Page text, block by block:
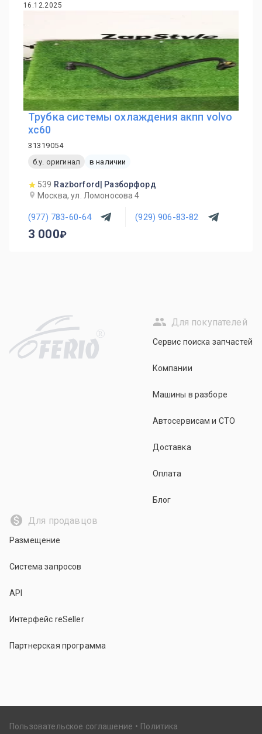
16.12.2025
Трубка системы охлаждения акпп volvo
xc60
31319054
б.у. оригинал
в наличии
539 Razborford| Разборфорд
Москва, ул. Ломоносова 4
(977) 783-60-64 (929) 906-83-82
3 000
R
Для покупателей
Сервис поиска запчастей
Компании
Машины в разборе
Автосервисам и СТО
Доставка
Оплата
Блог
Для продавцов
Размещение
Система запросов
API
Интерфейс reSeller
Партнерская программа
Пользовательское соглашение Политика